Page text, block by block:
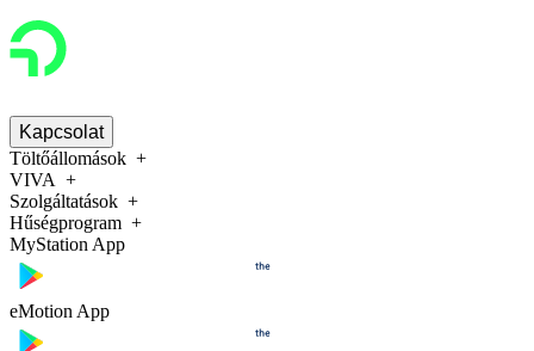
Kapcsolat
Töltőállomások
VIVA
Szolgáltatások
Hűségprogram
MyStation App
eMotion App